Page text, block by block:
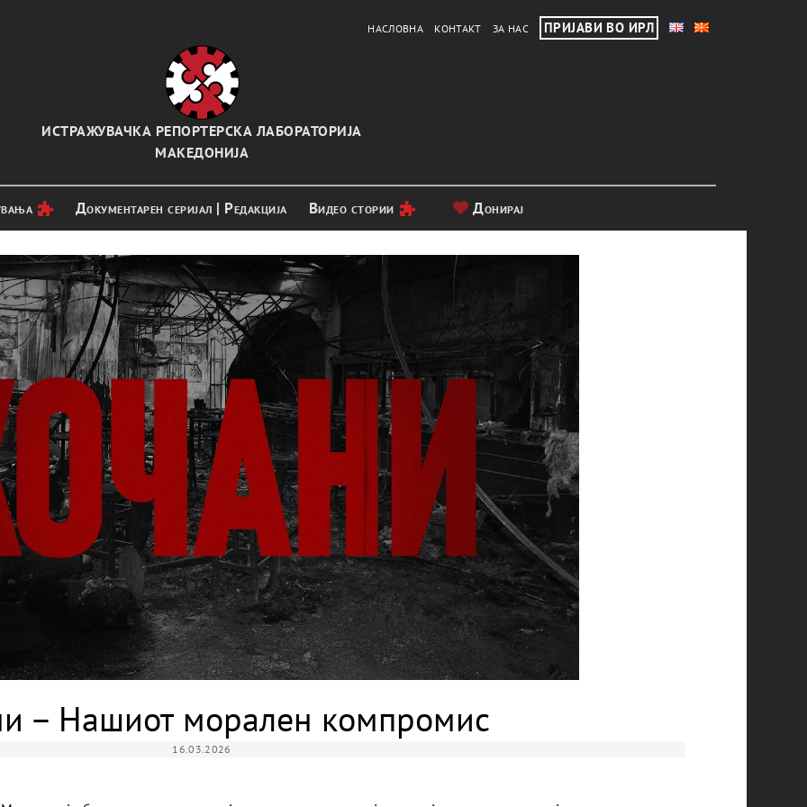
НАСЛОВНА КОНТАКТ ЗА НАС ПРИЈАВИ ВО ИРЛ
ИСТРАЖУВАЧКА РЕПОРТЕРСКА ЛАБОРАТОРИЈА
МАКЕДОНИЈА
Документарен серијал | Редакција Видео стории Донирај
– Нашиот морален компромис
16.03.2026